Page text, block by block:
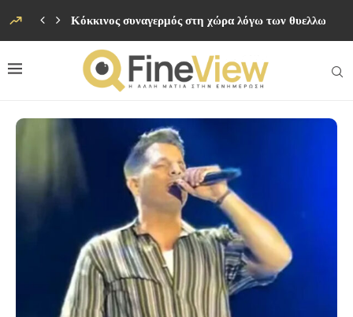
Κόκκινος συναγερμός στη χώρα λόγω των θυελλωδών